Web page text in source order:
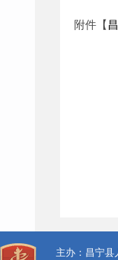
附件【